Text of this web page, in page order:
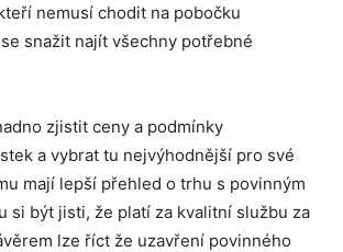
nemusí chodit na pobočku
snažit najít všechny potřebné
zjistit ceny a podmínky
a vybrat tu nejvýhodnější pro své
mají lepší přehled o trhu s povinným
si být jisti, že platí za kvalitní službu za
lze říct že uzavření povinného